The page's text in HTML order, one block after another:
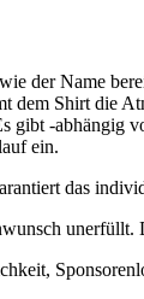
der Name
dem Shirt die
gibt -
ein.
das
unerfüllt.